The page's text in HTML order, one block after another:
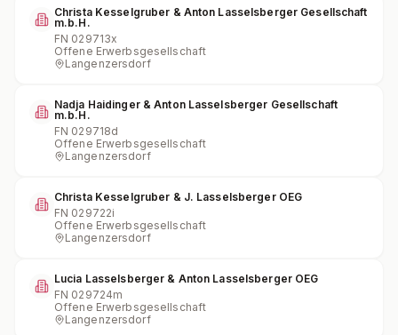
Christa Kesselgruber & Anton Lasselsberger Gesellschaft
m.b.H.
FN 029713x
Offene Erwerbsgesellschaft
Langenzersdorf
Nadja Haidinger & Anton Lasselsberger Gesellschaft
m.b.H.
FN 029718d
Offene Erwerbsgesellschaft
Langenzersdorf
Christa Kesselgruber & J. Lasselsberger OEG
FN 029722i
Offene Erwerbsgesellschaft
Langenzersdorf
Lucia Lasselsberger & Anton Lasselsberger OEG
FN 029724m
Offene Erwerbsgesellschaft
Langenzersdorf